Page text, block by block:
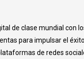
de clase mundial con
para impulsar el
de redes